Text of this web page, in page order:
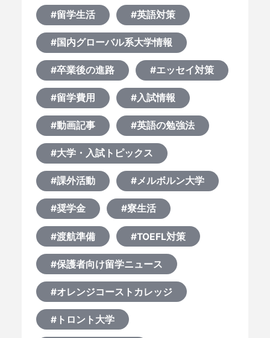
#留学生活 #英語対策
#国内グローバル系大学情報
#卒業後の進路 #エッセイ対策
#留学費用 #入試情報
#動画記事 #英語の勉強法
#大学・入試トピックス
#課外活動 #メルボルン大学
#奨学金 #寮生活
#渡航準備 #TOEFL対策
#保護者向け留学ニュース
#オレンジコーストカレッジ
#トロント大学